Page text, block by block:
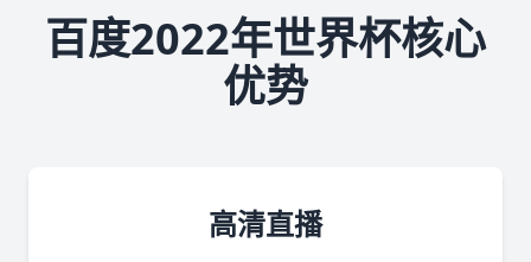
百度2022年世界杯核心
优势
高清直播